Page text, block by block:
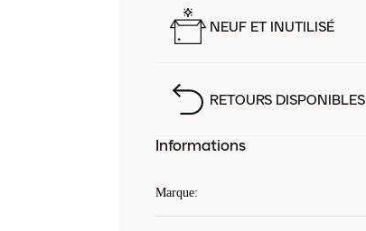
NEUF ET INUTILISÉ
RETOURS DISPONIBLES
Informations
Marque: